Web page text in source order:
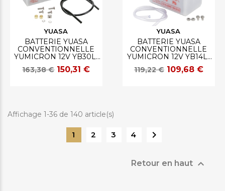
YUASA
BATTERIE YUASA
CONVENTIONNELLE
YUMICRON 12V YB30L-
B
163,38 € 150,31 €
YUASA
BATTERIE YUASA
CONVENTIONNELLE
YUMICRON 12V YB14L-
A2
119,22 € 109,68 €
Affichage 1-36 de 140 article(s)
1 2 3 4 
Retour en haut 